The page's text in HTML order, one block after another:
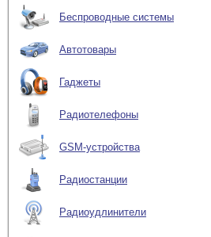
Беспроводные системы
Автотовары
Гаджеты
Радиотелефоны
GSM-устройства
Радиостанции
Радиоудлинители